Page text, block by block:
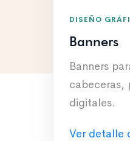
DISEÑO
Banners
Banners
cabeceras,
digitales.
Ver detalle